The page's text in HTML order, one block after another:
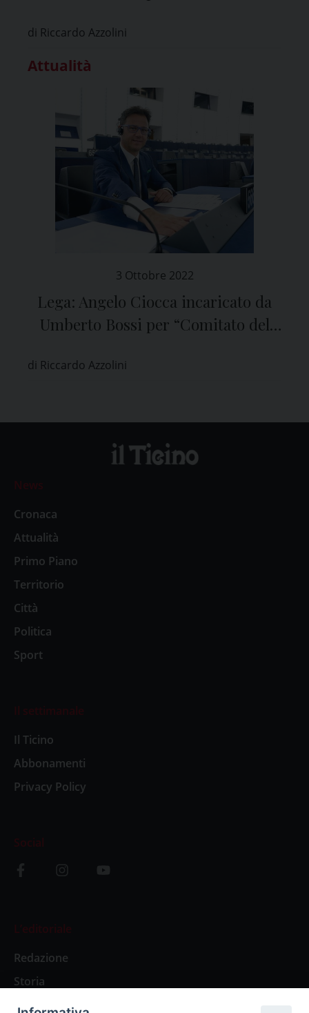
di Riccardo Azzolini
Attualità
3 Ottobre 2022
Lega: Angelo Ciocca incaricato da
Umberto Bossi per “Comitato del
di Riccardo Azzolini
News
Cronaca
Attualità
Primo Piano
Territorio
Città
Politica
Sport
Il settimanale
Il Ticino
Abbonamenti
Privacy Policy
Social
L’editoriale
Redazione
Storia